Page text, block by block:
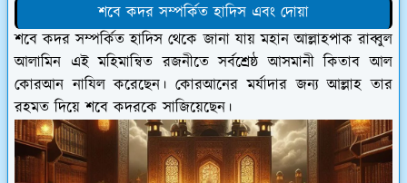
শবে কদর সম্পর্কিত হাদিস এবং দোয়া
শবে কদর সম্পর্কিত হাদিস থেকে জানা যায় মহান আল্লাহপাক রাব্বুল
আলামিন এই মহিমান্বিত রজনীতে সর্বশ্রেষ্ঠ আসমানী কিতাব আল
কোরআন নাযিল করেছেন। কোরআনের মর্যাদার জন্য আল্লাহ তার
রহমত দিয়ে শবে কদরকে সাজিয়েছেন।